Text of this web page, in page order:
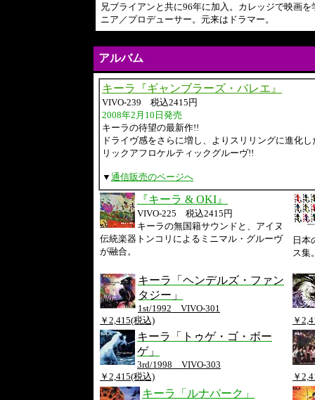
兄ブライアンと共に96年に加入。カレッジで映画
ニア／プロデューサー。元来はドラマー。
アルバム
キーラ『ギャンブラーズ・バレエ』
VIVO-239 税込2415円
2008年2月10日発売
キーラの待望の最新作!!
ドライヴ感をさらに増し、よりスリリングに進化
リックアフロケルティックグルーヴ!!
▼ 通信販売のページへ
『キーラ & OKI』
VIVO-225 税込2415円
キーラの無国籍サウンドと、アイヌ
伝統楽器トンコリによるミニマル・グルーヴ
が融合。
日本
ス集
キーラ「ヘンデルズ・ファン
タジー」
1st/1992 VIVO-301
￥2,415(税込)
￥
キーラ「トゥゲ・ゴ・ボー
ゲ」
3rd/1998 VIVO-303
￥2,415(税込)
￥
キーラ「ルナパーク」